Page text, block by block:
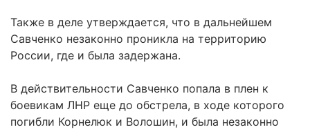
Также в деле утверждается, что в дальнейшем
Савченко незаконно проникла на территорию
России, где и была задержана.
В действительности Савченко попала в плен к
боевикам ЛНР еще до обстрела, в ходе которого
погибли Корнелюк и Волошин, и была незаконно